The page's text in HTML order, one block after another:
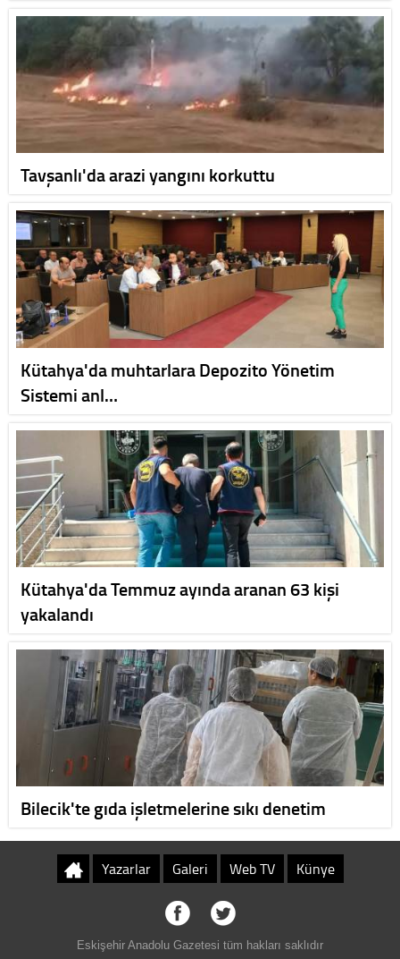
Tavşanlı'da arazi yangını korkuttu
Kütahya'da muhtarlara Depozito Yönetim
Sistemi anl…
Kütahya'da Temmuz ayında aranan 63 kişi
yakalandı
Bilecik'te gıda işletmelerine sıkı denetim
Yazarlar Galeri Web TV Künye
Eskişehir Anadolu Gazetesi tüm hakları saklıdır